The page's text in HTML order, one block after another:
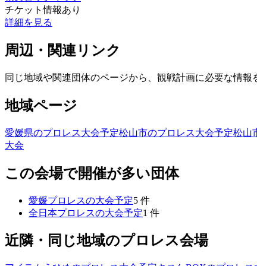
チケット情報あり
詳細を見る
周辺・関連リンク
同じ地域や関連団体のページから、観戦計画に必要な情報
地域ページ
愛媛県のプロレス大会予定松山市のプロレス大会予定松山
大会
この会場で開催が多い団体
愛媛プロレスの大会予定5 件
全日本プロレスの大会予定1 件
近隣・同じ地域のプロレス会場